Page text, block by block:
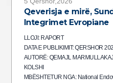
Qeverisja e mirë,
Integrimet Evropiane
LLOJI: RAPORT
DATA E PUBLIKIMIT: QERSHOR
AUTORË: QEMAJL
KOLSHI
MBËSHTETUR NGA: National